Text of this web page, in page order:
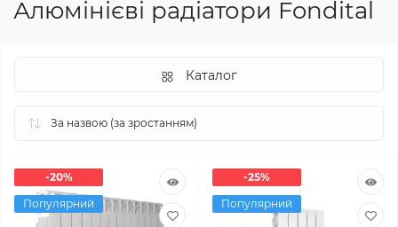
Алюмінієві радіатори Fondital
Каталог
-20%
Популярний
-25%
Популярний